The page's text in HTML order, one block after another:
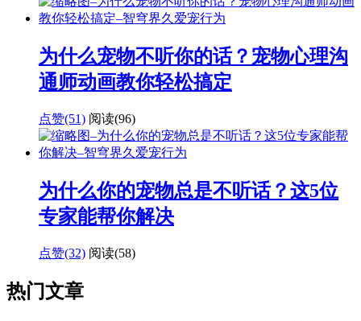
为什么宠物不听你的话？宠物心理沟
通师动画教你轻松搞定
点赞(51) 阅读(96)
为什么你的宠物总是不听话？这5位
专家能帮你解决
点赞(32) 阅读(58)
热门文章